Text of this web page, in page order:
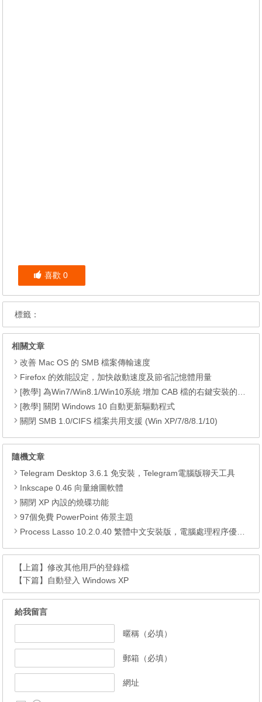
喜歡 0
標籤：
相關文章
改善 Mac OS 的 SMB 檔案傳輸速度
Firefox 的效能設定，加快啟動速度及節省記憶體用量
[教學] 為Win7/Win8.1/Win10系統 增加 CAB 檔的右鍵安裝的功能
[教學] 關閉 Windows 10 自動更新驅動程式
關閉 SMB 1.0/CIFS 檔案共用支援 (Win XP/7/8/8.1/10)
隨機文章
Telegram Desktop 3.6.1 免安裝，Telegram電腦版聊天工具
Inkscape 0.46 向量繪圖軟體
關閉 XP 內設的燒碟功能
97個免費 PowerPoint 佈景主題
Process Lasso 10.2.0.40 繁體中文安裝版，電腦處理程序優化軟體
【上篇】修改其他用戶的登錄檔
【下篇】 自動登入 Windows XP
給我留言
暱稱（必填）
郵箱（必填）
網址